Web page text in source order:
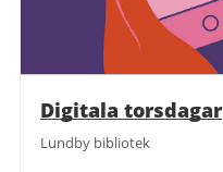
Digitala torsdagar
Lundby bibliotek